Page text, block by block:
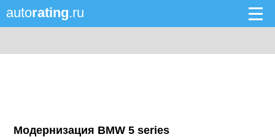
autorating.ru
Модернизация BMW 5 series